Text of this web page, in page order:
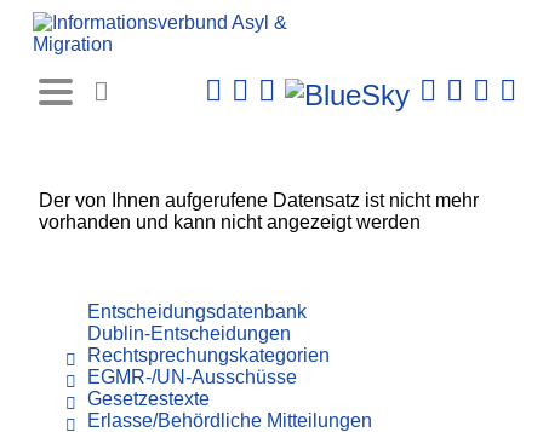
Der von Ihnen aufgerufene Datensatz ist nicht mehr
vorhanden und kann nicht angezeigt werden
Entscheidungsdatenbank
Dublin-Entscheidungen
Rechtsprechungskategorien
EGMR-/UN-Ausschüsse
Gesetzestexte
Erlasse/Behördliche Mitteilungen